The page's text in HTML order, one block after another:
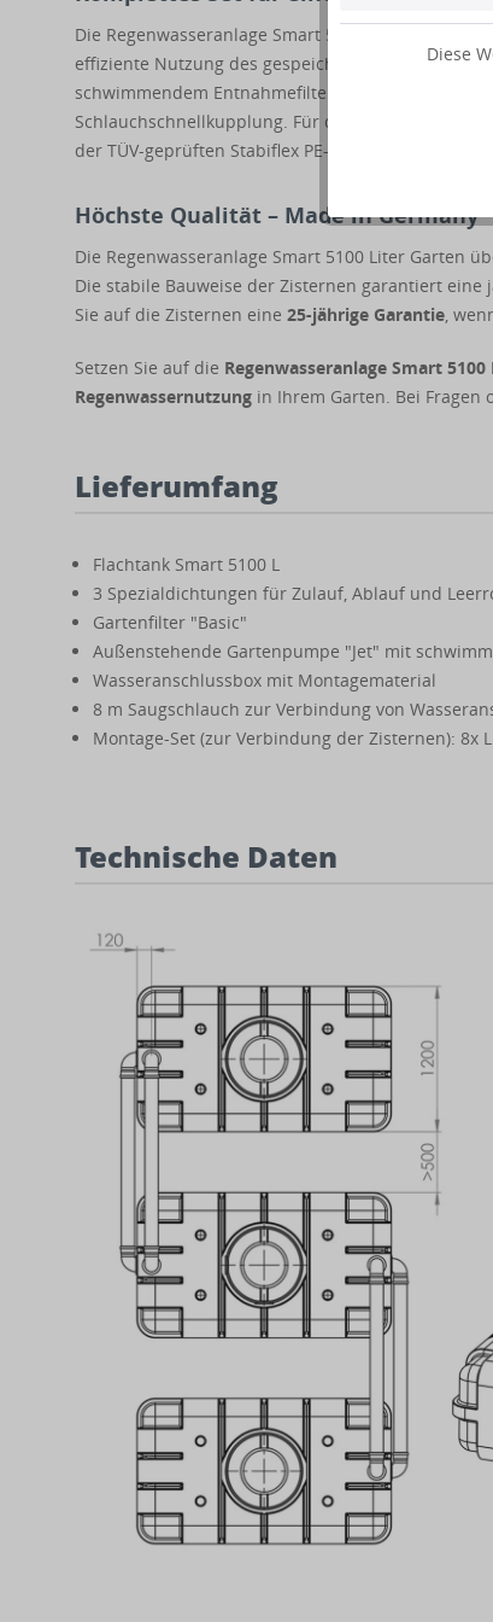
Die Regenwasseranlage Smart 5100 Liter Garten
effiziente Nutzung des gespeicherten
schwimmendem Entnahmefilter, eine
Schlauchschnellkupplung. Für die
der TÜV-geprüften Stabiflex PE-Abdeckung (bis
Höchste Qualität – Made in Germany
Die Regenwasseranlage Smart 5100 Liter Garten
Die stabile Bauweise der Zisternen garantiert
Sie auf die Zisternen eine 25-jährige Garantie ,
Setzen Sie auf die Regenwasseranlage Smart
Regenwassernutzung in Ihrem Garten. Bei
Lieferumfang
Flachtank Smart 5100 L
3 Spezialdichtungen für Zulauf, Ablauf und
Gartenfilter "Basic"
Außenstehende Gartenpumpe "Jet" mit
Wasseranschlussbox mit Montagematerial
8 m Saugschlauch zur Verbindung von
Montage-Set (zur Verbindung der Zisternen): 8x
Technische Daten
Diese